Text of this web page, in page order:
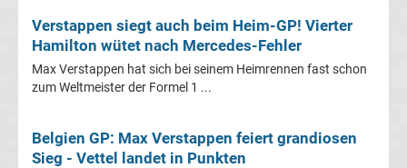
Ergebnisse
Europa
League
Verstappen siegt auch beim Heim-GP! Vierter
Hamilton wütet nach Mercedes-Fehler
Max Verstappen hat sich bei seinem Heimrennen fast schon
zum Weltmeister der Formel 1 ...
Belgien GP: Max Verstappen feiert grandiosen
Sieg - Vettel landet in Punkten